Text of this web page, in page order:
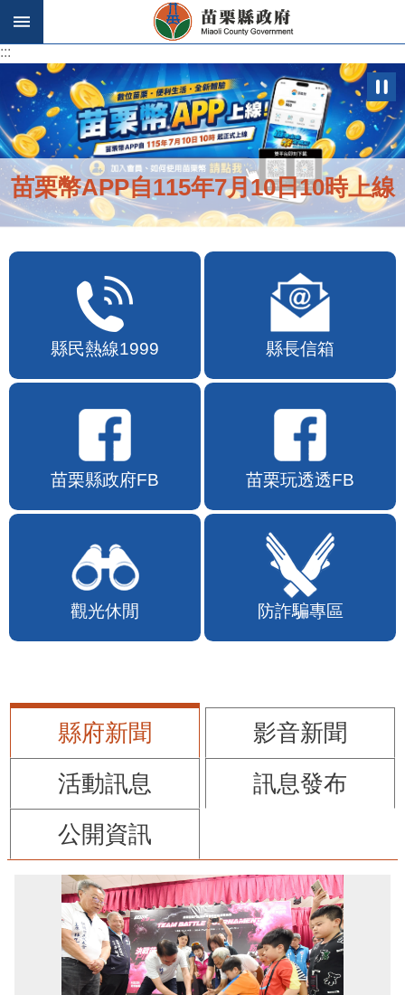
跳到主要內容區塊
:::
苗栗幣APP自115年7月10日10時上線
縣民熱線1999 縣長信箱
苗栗縣政府FB 苗栗玩透透FB
觀光休閒 防詐騙專區
縣府新聞
影音新聞
活動訊息
訊息發布
公開資訊